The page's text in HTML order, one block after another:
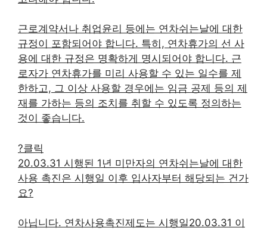
근로계약서나 취업윤리 등에는 연차쉬는날에 대한
규정이 포함되어야 합니다. 특히, 연차휴가의 선 사
용에 대한 규정은 명확하게 명시되어야 합니다. 근
로자가 연차휴가를 미리 사용할 수 있는 일수를 제
한하고, 그 이상 사용할 경우에는 임금 공제 등의 제
재를 가하는 등의 조치를 취할 수 있도록 정의하는
것이 좋습니다.
?클릭
20.03.31 시행된 1년 미만자의 연차쉬는날에 대한
사용 촉진은 시행일 이후 입사자부터 해당되는 건가
요?
아닙니다. 연차사용촉진제도는 시행일20.03.31 이